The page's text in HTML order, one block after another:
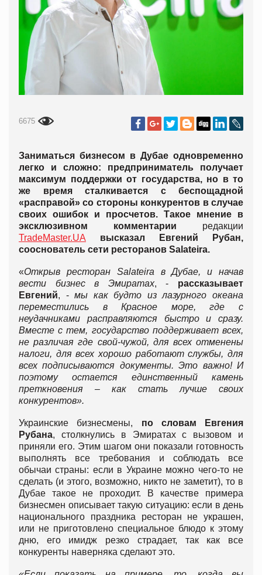
6675
Заниматься бизнесом в Дубае одновременно
легко и сложно: предприниматель получает
максимум поддержки от государства, но в то
же время сталкивается с беспощадной
«расправой» со стороны конкурентов в случае
своих ошибок и просчетов. Такое мнение в
эксклюзивном комментарии редакции
TradeMaster.UA высказал Евгений Рубан,
сооснователь сети ресторанов Salateira.
«Открыв ресторан Salateira в Дубае, и начав
вести бизнес в Эмиратах, - рассказывает
Евгений, -мы как будто из лазурного океана
переместились в Красное море, где с
неудачниками расправляются быстро и сразу.
Вместе с тем, государство поддерживает всех,
не различая где свой-чужой, для всех отменены
налоги, для всех хорошо работают службы, для
всех подписываются документы. Это важно! И
поэтому остается единственный камень
преткновения – как стать лучше своих
конкурентов».
Украинские бизнесмены, по словам Евгения
Рубана, столкнулись в Эмиратах с вызовом и
приняли его. Этим шагом они показали готовность
выполнять все требования и соблюдать все
обычаи страны: если в Украине можно чего-то не
сделать (и этого, возможно, никто не заметит), то в
Дубае такое не проходит. В качестве примера
бизнесмен описывает такую ситуацию: если в день
национального праздника ресторан не украшен,
или не приготовлено специальное блюдо к этому
дню, его имидж резко страдает, так как все
конкуренты наверняка сделают это.